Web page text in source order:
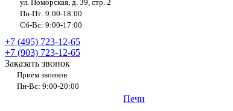
ул. Поморская, д. 39, стр. 2
Пн-Пт: 9:00-18:00
Сб-Вс: 9:00-17:00
+7 (495) 723-12-65
+7 (903) 723-12-65
Заказать звонок
Прием звонков
Пн-Вс: 9:00-20:00
Печи